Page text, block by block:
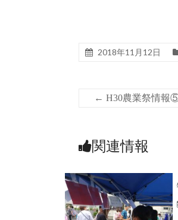
2018年11月12日
← H30農業祭情報
関連情報